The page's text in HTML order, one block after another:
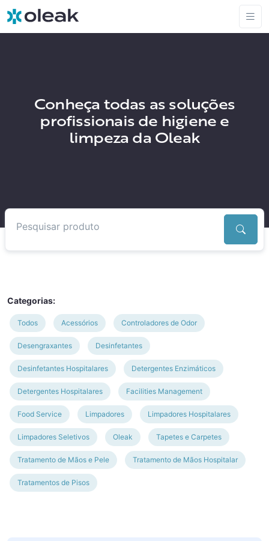
Conheça todas as soluções
profissionais de higiene e
limpeza da Oleak
Categorias:
Todos Acessórios Controladores de Odor
Desengraxantes Desinfetantes
Desinfetantes Hospitalares Detergentes Enzimáticos
Detergentes Hospitalares Facilities Management
Food Service Limpadores Limpadores Hospitalares
Limpadores Seletivos Oleak Tapetes e Carpetes
Tratamento de Mãos e Pele Tratamento de Mãos Hospitalar
Tratamentos de Pisos